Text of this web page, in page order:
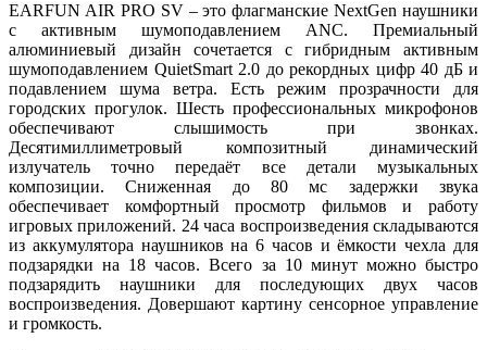
EARFUN AIR PRO SV – это флагманские NextGen наушники
с активным шумоподавлением ANC. Премиальный
алюминиевый дизайн сочетается с гибридным активным
шумоподавлением QuietSmart 2.0 до рекордных цифр 40 дБ и
подавлением шума ветра. Есть режим прозрачности для
городских прогулок. Шесть профессиональных микрофонов
обеспечивают слышимость при звонках.
Десятимиллиметровый композитный динамический
излучатель точно передаёт все детали музыкальных
композиции. Сниженная до 80 мс задержки звука
обеспечивает комфортный просмотр фильмов и работу
игровых приложений. 24 часа воспроизведения складываются
из аккумулятора наушников на 6 часов и ёмкости чехла для
подзарядки на 18 часов. Всего за 10 минут можно быстро
подзарядить наушники для последующих двух часов
воспроизведения. Довершают картину сенсорное управление
и громкость.